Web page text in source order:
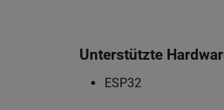
Unterstützte
ESP32